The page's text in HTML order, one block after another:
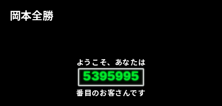
岡本全勝
ようこそ、あなたは
5395995
番目のお客さんです